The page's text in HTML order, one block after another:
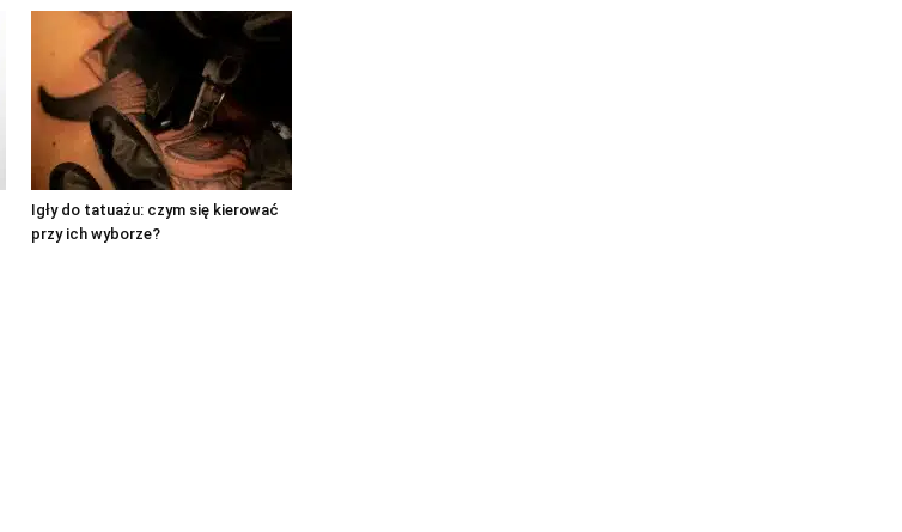
Igły do tatuażu: czym się kierować
przy ich wyborze?